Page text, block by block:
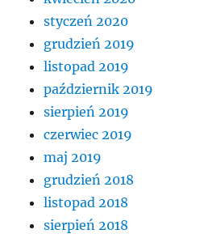
styczeń 2020
grudzień 2019
listopad 2019
październik 2019
sierpień 2019
czerwiec 2019
maj 2019
grudzień 2018
listopad 2018
sierpień 2018